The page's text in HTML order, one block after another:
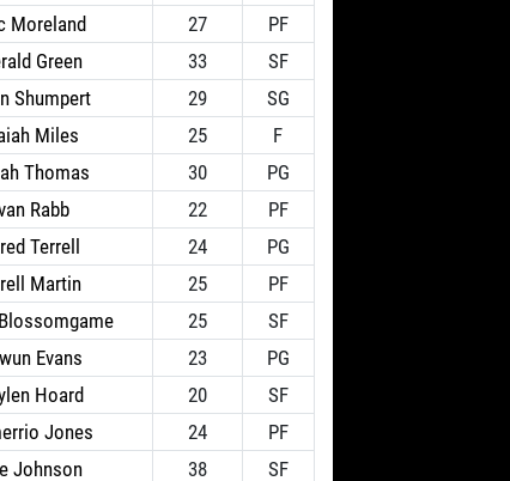
Moreland
27
PF
Green
33
SF
Shumpert
29
SG
Miles
25
F
Thomas
30
PG
Rabb
22
PF
Terrell
24
PG
Martin
25
PF
25
SF
Evans
23
PG
Hoard
20
SF
Jones
24
PF
Johnson
38 SF